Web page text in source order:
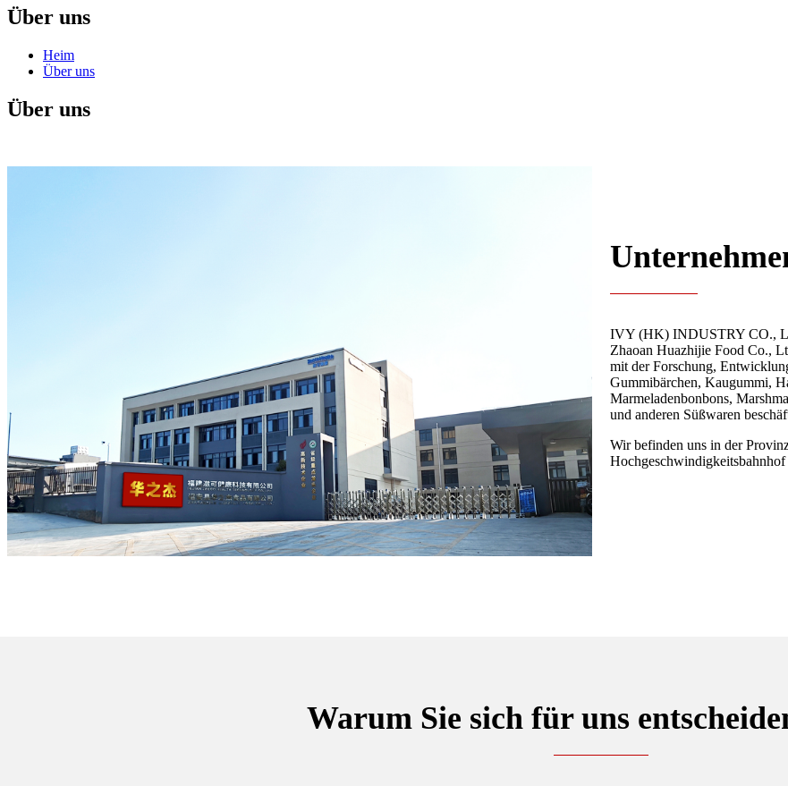
Über uns
Heim
Über uns
Über uns
IVY (HK) INDUSTRY CO.,
Zhaoan Huazhijie Food Co.,
mit der Forschung,
Gummibärchen, Kaugummi,
Marmeladenbonbons,
und anderen Süßwaren
Wir befinden uns in der
Warum Sie sich für uns